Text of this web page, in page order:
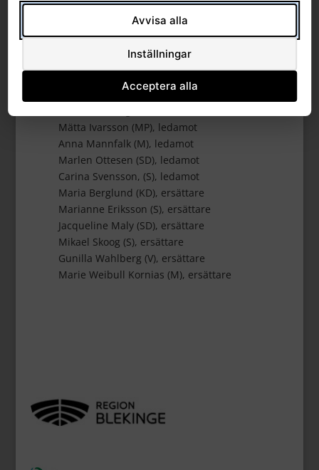
Emil Torstensson (KD), ledamot
Magnus Carlberg (S), ersättare
Elizabeth Peltola (C), ersättare
Skåne
Gilbert Tribo (L), ordförande
Mätta Ivarsson (MP), ledamot
Anna Mannfalk (M), ledamot
Marlen Ottesen (SD), ledamot
Carina Svensson, (S), ledamot
Maria Berglund (KD), ersättare
Marianne Eriksson (S), ersättare
Jacqueline Maly (SD), ersättare
Mikael Skoog (S), ersättare
Gunilla Wahlberg (V), ersättare
Marie Weibull Kornias (M), ersättare
Avvisa alla
Inställningar
Acceptera alla